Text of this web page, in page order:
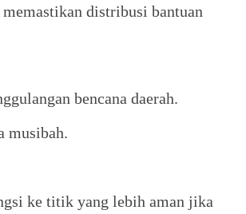
distribusi bantuan
bencana daerah.
musibah.
ke titik yang lebih aman jika